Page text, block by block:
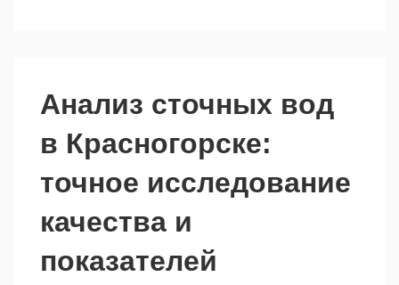
Анализ сточных вод
в Красногорске:
точное исследование
качества и
показателей